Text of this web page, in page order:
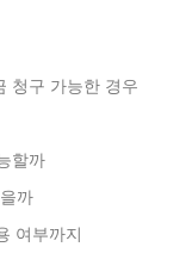
청구 가능한 경우
할까
까
여부까지